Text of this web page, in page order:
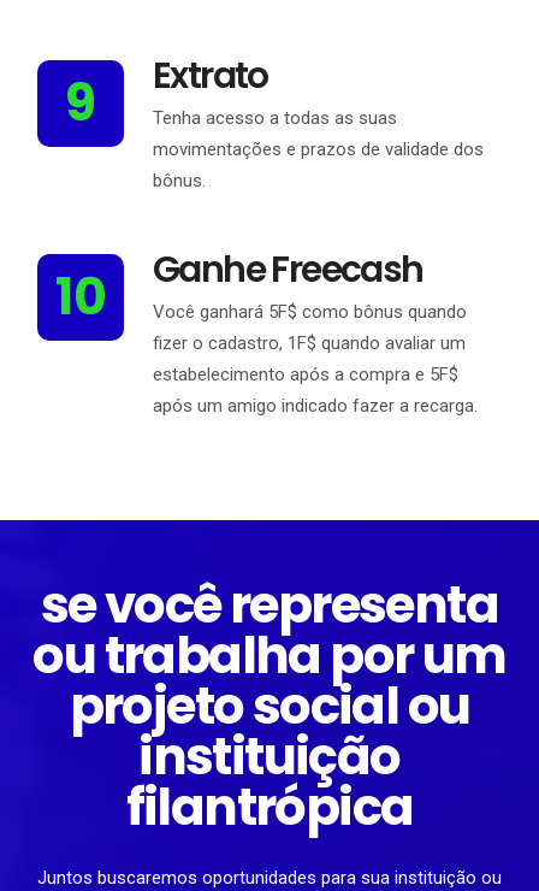
9 Extrato
Tenha acesso a todas as suas
movimentações e prazos de validade dos
bônus.
10 Ganhe Freecash
Você ganhará 5F$ como bônus quando
fizer o cadastro, 1F$ quando avaliar um
estabelecimento após a compra e 5F$
após um amigo indicado fazer a recarga.
se você representa
ou trabalha por um
projeto social ou
instituição
filantrópica
Juntos buscaremos oportunidades para sua instituição ou